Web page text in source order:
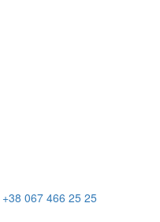
+38 067 466 25 25